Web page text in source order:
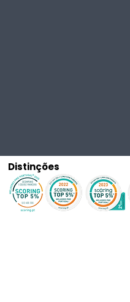
Distinções